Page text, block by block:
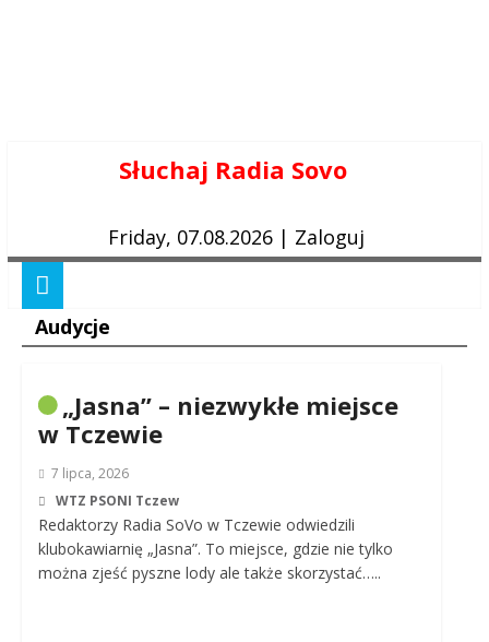
Słuchaj Radia Sovo
Friday, 07.08.2026 | Zaloguj
Audycje
„Jasna” – niezwykłe miejsce
w Tczewie
7 lipca, 2026
WTZ PSONI Tczew
Redaktorzy Radia SoVo w Tczewie odwiedzili
klubokawiarnię „Jasna”. To miejsce, gdzie nie tylko
można zjeść pyszne lody ale także skorzystać…..